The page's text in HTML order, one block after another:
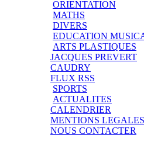
ORIENTATION
MATHS
DIVERS
EDUCATION
ARTS PLASTIQUES
JACQUES PREVERT
CAUDRY
FLUX RSS
SPORTS
ACTUALITES
CALENDRIER
MENTIONS LEGALES
NOUS CONTACTER